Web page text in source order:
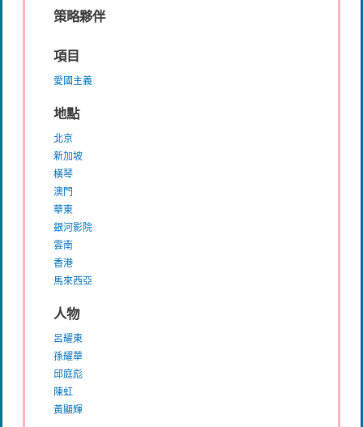
策略夥伴
項目
愛國主義
地點
北京
新加坡
橫琴
澳門
華東
銀河影院
雲南
香港
馬來西亞
人物
呂耀東
孫耀華
邱庭彪
陳虹
黃顯輝